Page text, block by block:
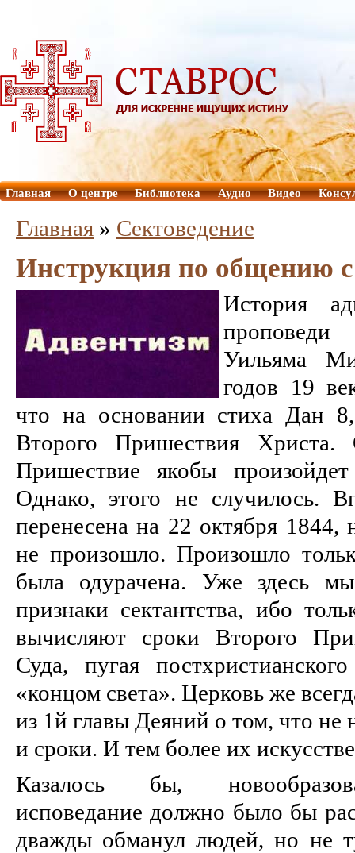
Главная О центре Библиотека Аудио Видео
Главная » Сектоведение
Инструкция по общению
История
проповеди
Уильяма
годов 19
что на основании стиха Дан
Второго Пришествия Христа.
Пришествие якобы
Однако, этого не случилось.
перенесена на 22 октября 1844,
не произошло. Произошло
была одурачена. Уже здесь
признаки сектантства, ибо
вычисляют сроки Второго
Суда, пугая
«концом света». Церковь же
из 1й главы Деяний о том, что не
и сроки. И тем более их
Казалось бы,
исповедание должно было бы
дважды обманул людей, но не